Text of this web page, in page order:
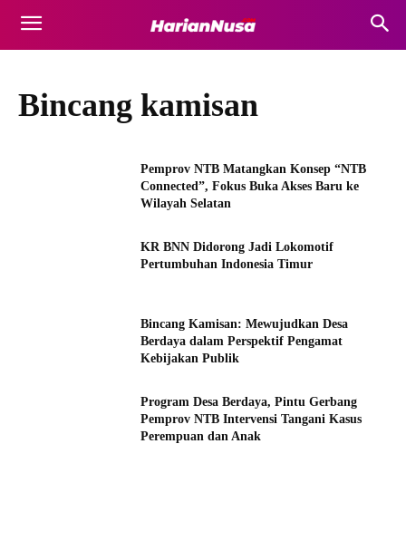
Bincang kamisan
Pemprov NTB Matangkan Konsep “NTB
Connected”, Fokus Buka Akses Baru ke
Wilayah Selatan
KR BNN Didorong Jadi Lokomotif
Pertumbuhan Indonesia Timur
Bincang Kamisan: Mewujudkan Desa
Berdaya dalam Perspektif Pengamat
Kebijakan Publik
Program Desa Berdaya, Pintu Gerbang
Pemprov NTB Intervensi Tangani Kasus
Perempuan dan Anak